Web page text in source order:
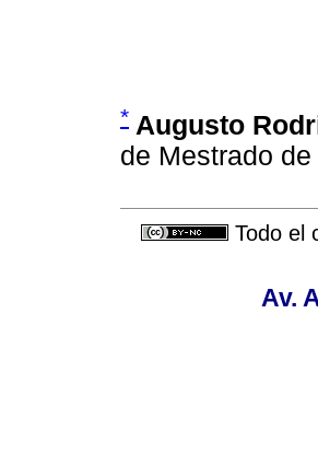
* Augusto
de Mestrado
Todo el
Av.